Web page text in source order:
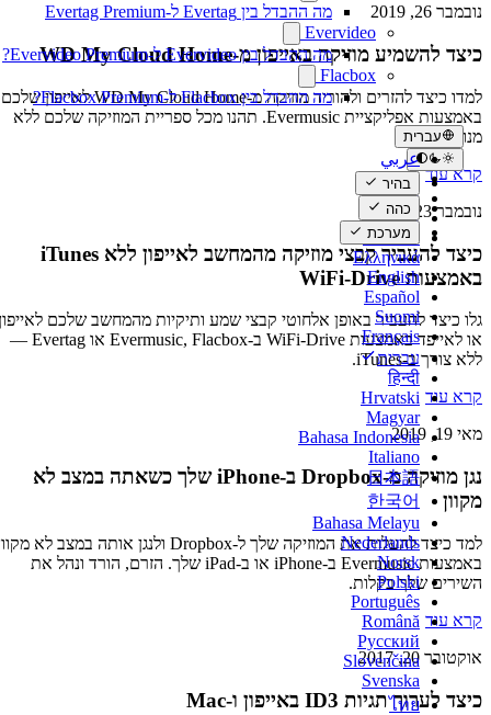
מה ההבדל בין Evertag ל-Evertag Premium
Evervideo
מה ההבדל בין Evervideo ל-Evervideo Premium?
Flacbox
מה ההבדל בין Flacbox ל-Flacbox Premium?
עברית
عربي
Català
Čeština
Dansk
Deutsch
Ελληνικά
English
Español
Suomi
Français
עברית
हिन्दी
Hrvatski
Magyar
Bahasa Indonesia
Italiano
日本語
한국어
Bahasa Melayu
Nederlands
Norsk
Polski
Português
Română
Русский
Slovenčina
Svenska
ไทย
בהיר
כהה
מערכת
נובמבר 26, 2019
כיצד להשמיע מוזיקה באייפון מ-WD My Cloud Home
למדו כיצד להזרים ולהוריד מוזיקה מ-WD My Cloud Home לאייפון שלכם
באמצעות אפליקציית Evermusic. תהנו מכל ספריית המוזיקה שלכם ללא
מנויים.
קרא עוד
נובמבר 23, 2019
כיצד להעביר קבצי מוזיקה מהמחשב לאייפון ללא iTunes
באמצעות WiFi-Drive
גלו כיצד להעביר באופן אלחוטי קבצי שמע ותיקיות מהמחשב שלכם לאייפון
או לאייפד באמצעות WiFi-Drive ב-Evermusic, Flacbox או Evertag —
ללא צורך ב-iTunes.
קרא עוד
מאי 19, 2019
נגן מוזיקה מ-Dropbox ב-iPhone שלך כשאתה במצב לא
מקוון
למד כיצד להעלות את המוזיקה שלך ל-Dropbox ולנגן אותה במצב לא מקוון
באמצעות Evermusic ב-iPhone או ב-iPad שלך. הזרם, הורד ונהל את
השירים שלך בקלות.
קרא עוד
אוקטובר 20, 2017
כיצד לערוך תגיות ID3 באייפון ו-Mac